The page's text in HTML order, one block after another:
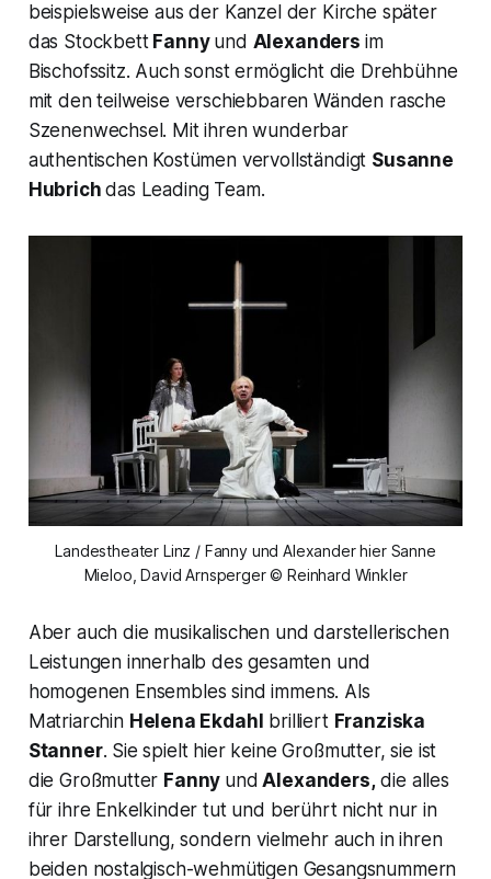
beispielsweise aus der Kanzel der Kirche später
das StockbettFanny und Alexanders im
Bischofssitz. Auch sonst ermöglicht die Drehbühne
mit den teilweise verschiebbaren Wänden rasche
Szenenwechsel. Mit ihren wunderbar
authentischen Kostümen vervollständigt Susanne
Hubrichdas Leading Team.
Landestheater Linz / Fanny und Alexander hier Sanne
Mieloo, David Arnsperger © Reinhard Winkler
Aber auch die musikalischen und darstellerischen
Leistungen innerhalb des gesamten und
homogenen Ensembles sind immens. Als
Matriarchin Helena Ekdahl brilliert Franziska
Stanner. Sie spielt hier keine Großmutter, sie ist
die Großmutter Fanny und Alexanders,die alles
für ihre Enkelkinder tut und berührt nicht nur in
ihrer Darstellung, sondern vielmehr auch in ihren
beiden nostalgisch-wehmütigen Gesangsnummern